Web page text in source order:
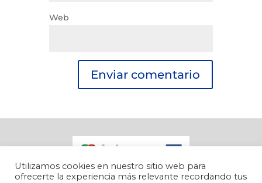
Web
Utilizamos cookies en nuestro sitio web para
ofrecerte la experiencia más relevante recordando tus